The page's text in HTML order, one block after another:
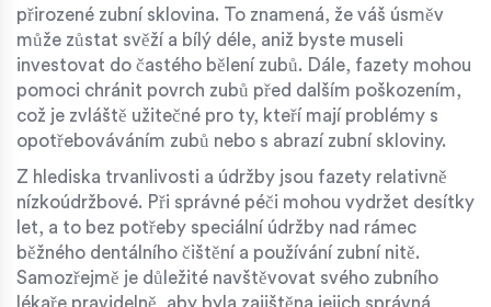
přirozené zubní sklovina. To znamená, že váš úsměv
může zůstat svěží a bílý déle, aniž byste museli
investovat do častého bělení zubů. Dále, fazety mohou
pomoci chránit povrch zubů před dalším poškozením,
což je zvláště užitečné pro ty, kteří mají problémy s
opotřebováváním zubů nebo s abrazí zubní skloviny.
Z hlediska trvanlivosti a údržby jsou fazety relativně
nízkoúdržbové. Při správné péči mohou vydržet desítky
let, a to bez potřeby speciální údržby nad rámec
běžného dentálního čištění a používání zubní nitě.
Samozřejmě je důležité navštěvovat svého zubního
lékaře pravidelně, aby byla zajištěna jejich správná